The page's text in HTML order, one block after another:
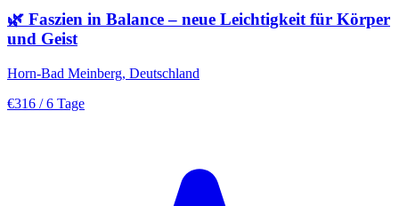
🌿 Faszien in Balance – neue Leichtigkeit für Körper
und Geist
Horn-Bad Meinberg, Deutschland
€316 / 6 Tage